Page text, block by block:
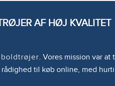
AF HØJ KVALITET
. Vores mission var at
til køb online, med